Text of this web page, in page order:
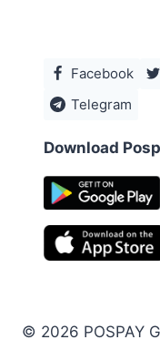
Facebook
Telegram
Download
© 2026 POSPAY